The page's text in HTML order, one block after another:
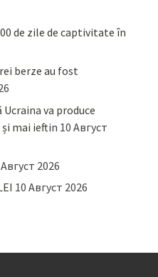
de zile de captivitate în
berze au fost
va produce
mai ieftin 10 Август
2026
10 Август 2026